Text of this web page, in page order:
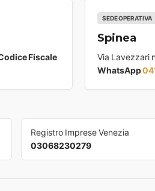
Fiscale
SEDE OPERATIVA
Spinea
Via Lavezzari
WhatsApp
Registro Imprese Venezia
03068230279